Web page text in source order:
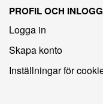
PROFIL OCH
Logga in
Skapa konto
Inställningar för